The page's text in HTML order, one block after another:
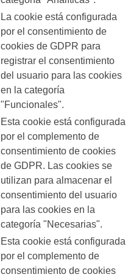
La cookie está configurada
por el consentimiento de
cookies de GDPR para
registrar el consentimiento
del usuario para las cookies
en la categoría
"Funcionales".
Esta cookie está configurada
por el complemento de
consentimiento de cookies
de GDPR. Las cookies se
utilizan para almacenar el
consentimiento del usuario
para las cookies en la
categoría "Necesarias".
Esta cookie está configurada
por el complemento de
consentimiento de cookies